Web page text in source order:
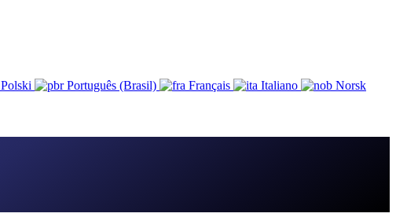
Polski Português (Brasil) Français Italiano
Norsk